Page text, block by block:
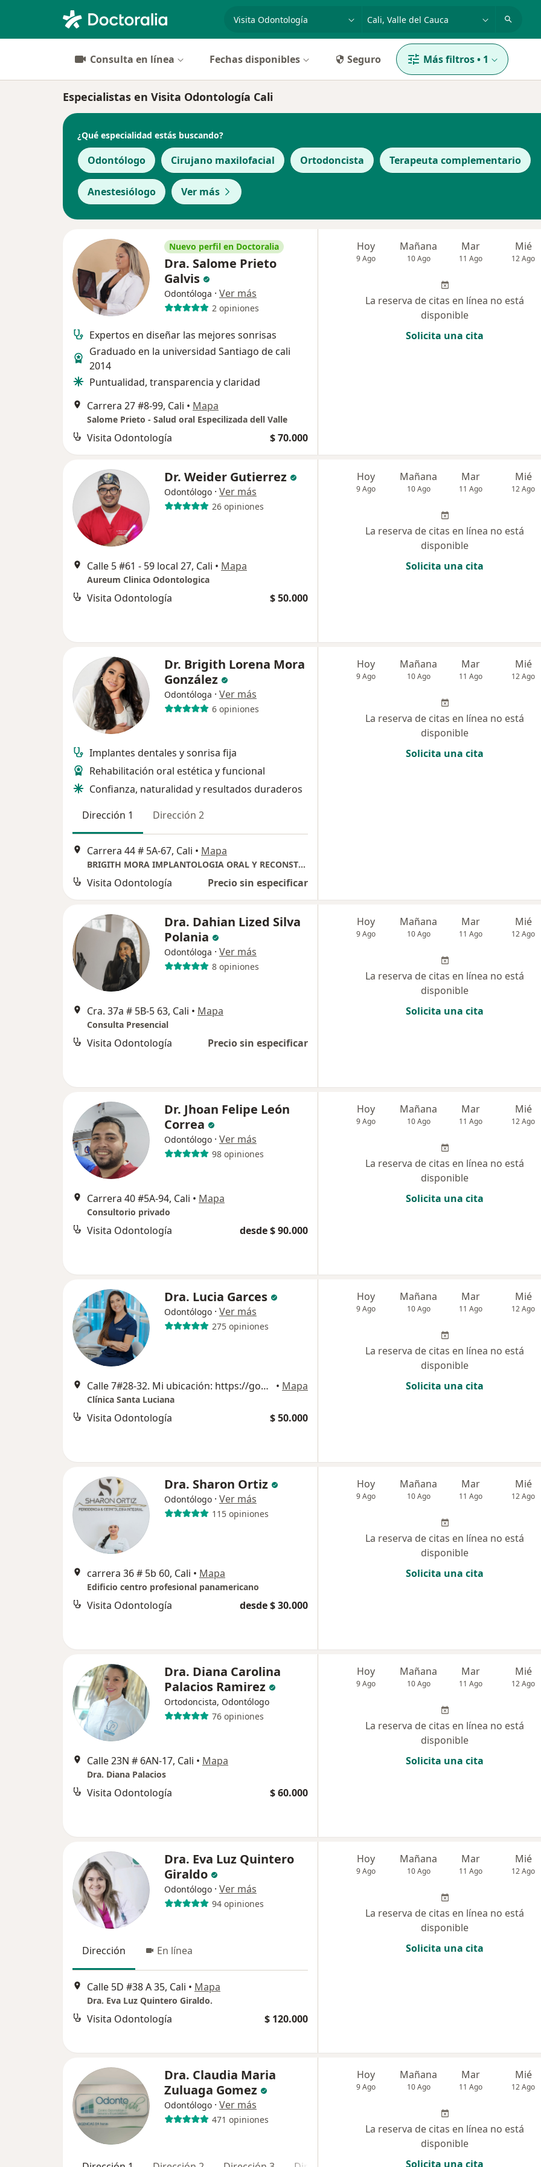
especialidad, enfermedad o nombre
Consulta en línea Fechas disponibles Seguro Más filtros• 1
Especialistas en Visita Odontología Cali
¿Qué especialidad estás buscando?
Odontólogo Cirujano maxilofacial Ortodoncista Terapeuta complementario
Anestesiólogo Ver más
Nuevo perfil en Doctoralia
Dra. Salome Prieto
Galvis
Odontóloga · Ver más
2 opiniones
Expertos en diseñar las mejores sonrisas
Graduado en la universidad Santiago de cali
2014
Puntualidad, transparencia y claridad
Carrera 27 #8-99, Cali • Mapa
Salome Prieto - Salud oral Especilizada dell Valle
Visita Odontología $ 70.000
Hoy
9 Ago
Mañana
10 Ago
Mar
11 Ago
Mié
12 Ago
La reserva de citas en línea no está
disponible
Solicita una cita
Dr. Weider Gutierrez
Odontólogo · Ver más
26 opiniones
Calle 5 #61 - 59 local 27, Cali • Mapa
Aureum Clinica Odontologica
Visita Odontología $ 50.000
Hoy
9 Ago
Mañana
10 Ago
Mar
11 Ago
Mié
12 Ago
La reserva de citas en línea no está
disponible
Solicita una cita
Dr. Brigith Lorena Mora
González
Odontóloga · Ver más
6 opiniones
Implantes dentales y sonrisa fija
Rehabilitación oral estética y funcional
Confianza, naturalidad y resultados duraderos
Dirección 1
Dirección 2
Carrera 44 # 5A-67, Cali • Mapa
BRIGITH MORA IMPLANTOLOGIA ORAL Y RECONSTRUCTIVA
Visita Odontología Precio sin especificar
Hoy
9 Ago
Mañana
10 Ago
Mar
11 Ago
Mié
12 Ago
La reserva de citas en línea no está
disponible
Solicita una cita
Dra. Dahian Lized Silva
Polania
Odontóloga · Ver más
8 opiniones
Cra. 37a # 5B-5 63, Cali • Mapa
Consulta Presencial
Visita Odontología Precio sin especificar
Hoy
9 Ago
Mañana
10 Ago
Mar
11 Ago
Mié
12 Ago
La reserva de citas en línea no está
disponible
Solicita una cita
Dr. Jhoan Felipe León
Correa
Odontólogo · Ver más
98 opiniones
Carrera 40 #5A-94, Cali • Mapa
Consultorio privado
Visita Odontología desde $ 90.000
Hoy
9 Ago
Mañana
10 Ago
Mar
11 Ago
Mié
12 Ago
La reserva de citas en línea no está
disponible
Solicita una cita
Dra. Lucia Garces
Odontólogo · Ver más
275 opiniones
Calle 7#28-32. Mi ubicación: https://goo.gl/maps/FuRmWJCqarXXfEbcA, Cali • Mapa
Clínica Santa Luciana
Visita Odontología $ 50.000
Hoy
9 Ago
Mañana
10 Ago
Mar
11 Ago
Mié
12 Ago
La reserva de citas en línea no está
disponible
Solicita una cita
Dra. Sharon Ortiz
Odontólogo · Ver más
115 opiniones
carrera 36 # 5b 60, Cali • Mapa
Edificio centro profesional panamericano
Visita Odontología desde $ 30.000
Hoy
9 Ago
Mañana
10 Ago
Mar
11 Ago
Mié
12 Ago
La reserva de citas en línea no está
disponible
Solicita una cita
Dra. Diana Carolina
Palacios Ramirez
Ortodoncista, Odontólogo
76 opiniones
Calle 23N # 6AN-17, Cali • Mapa
Dra. Diana Palacios
Visita Odontología $ 60.000
Hoy
9 Ago
Mañana
10 Ago
Mar
11 Ago
Mié
12 Ago
La reserva de citas en línea no está
disponible
Solicita una cita
Dra. Eva Luz Quintero
Giraldo
Odontólogo · Ver más
94 opiniones
Dirección En línea
Calle 5D #38 A 35, Cali • Mapa
Dra. Eva Luz Quintero Giraldo.
Visita Odontología $ 120.000
Hoy
9 Ago
Mañana
10 Ago
Mar
11 Ago
Mié
12 Ago
La reserva de citas en línea no está
disponible
Solicita una cita
Dra. Claudia Maria
Zuluaga Gomez
Odontólogo · Ver más
471 opiniones
Hoy
9 Ago
Mañana
10 Ago
Mar
11 Ago
Mié
12 Ago
La reserva de citas en línea no está
disponible
Solicita una cita